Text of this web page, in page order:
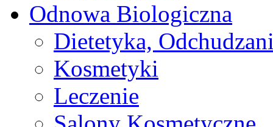
Odnowa Biologiczna
Dietetyka,
Kosmetyki
Leczenie